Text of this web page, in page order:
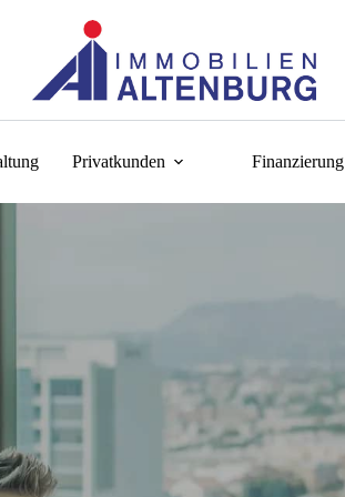
Privatkunden Finanzierung